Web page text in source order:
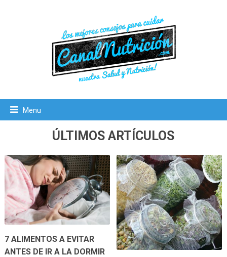
Menu
ÚLTIMOS ARTÍCULOS
7 ALIMENTOS A EVITAR
ANTES DE IR A LA DORMIR